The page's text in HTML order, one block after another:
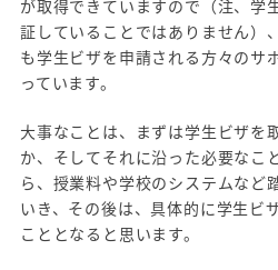
が取得できていますので（注、学
証していることではありません）
も学生ビザを申請される方々のサ
っています。
大事なことは、まずは学生ビザを
か、そしてそれに沿った必要なこ
ら、授業料や学校のシステムなど
いき、その後は、具体的に学生ビ
こととなると思います。